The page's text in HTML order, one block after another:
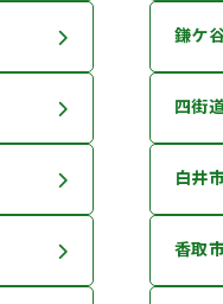
鎌ケ
四街
白井
香取